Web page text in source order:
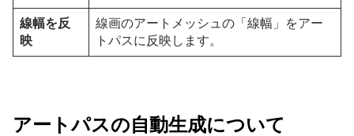
線幅を反
映
線画のアートメッシュの「線幅」をアー
トパスに反映します。
アートパスの自動生成について